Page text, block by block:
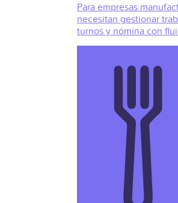
Para empresas
necesitan gestionar
turnos y nómina con